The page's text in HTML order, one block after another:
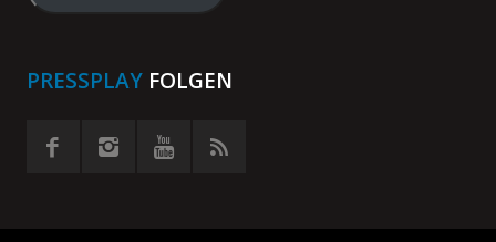
eingeben
PRESSPLAY FOLGEN